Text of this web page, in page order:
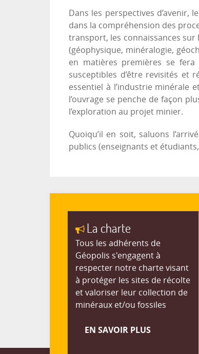
Dans les perspectives d’avenir,
dans la compréhension des
transport, les connaissances sur
(géophysique, minéralogie,
en matières premières se
susceptibles d’être revisités et
essentiel à l’industrie minérale
l’ouvrage se penche de façon
l’exploration au projet minier.
Quoiqu’il en soit, saluons
publics (enseignants et
La charte
Tous les adhérents de
Géopolis s'engagent à
respecter notre charte visant
à protéger les sites de récolte
et valoriser leur collection de
minéraux et/ou fossiles
EN SAVOIR PLUS